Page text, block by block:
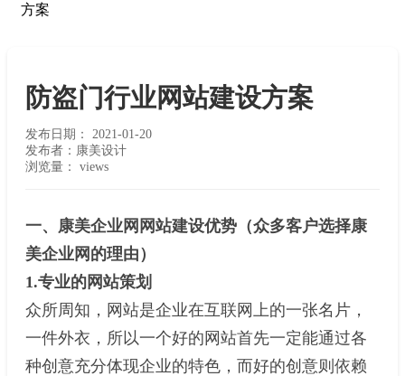
方案
防盗门行业网站建设方案
发布日期： 2021-01-20
发布者：康美设计
浏览量： views
一、康美企业网网站建设优势（众多客户选择康
美企业网的理由）
1.专业的网站策划
众所周知，网站是企业在互联网上的一张名片，
一件外衣，所以一个好的网站首先一定能通过各
种创意充分体现企业的特色，而好的创意则依赖